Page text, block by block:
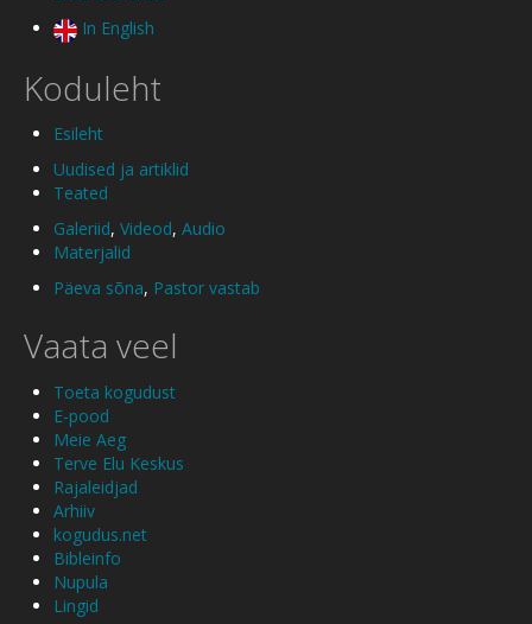
In English
Koduleht
Esileht
Uudised ja artiklid
Teated
Galeriid, Videod, Audio
Materjalid
Päeva sõna, Pastor vastab
Vaata veel
Toeta kogudust
E-pood
Meie Aeg
Terve Elu Keskus
Rajaleidjad
Arhiiv
kogudus.net
Bibleinfo
Nupula
Lingid